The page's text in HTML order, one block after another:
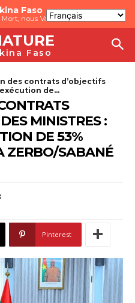
Faso
Mort, nous Vaincrons
Faso
des contrats d’objectifs
de...
MINISTRES :
DE 53%
ZERBO/SABANÉ
Pinterest